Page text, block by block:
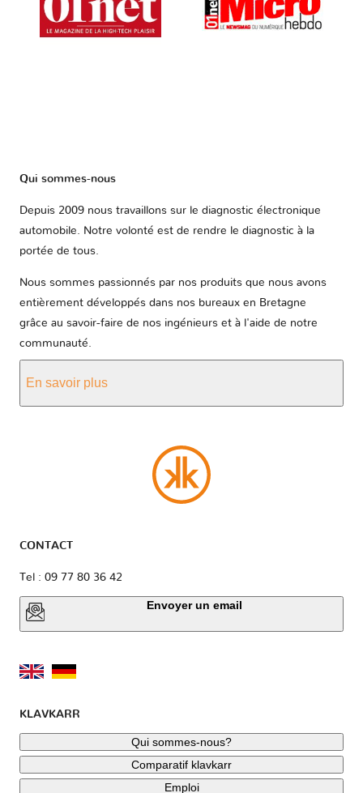
Qui sommes-nous
Depuis 2009 nous travaillons sur le diagnostic électronique
automobile. Notre volonté est de rendre le diagnostic à la
portée de tous.
Nous sommes passionnés par nos produits que nous avons
entièrement développés dans nos bureaux en Bretagne
grâce au savoir-faire de nos ingénieurs et à l'aide de notre
communauté.
En savoir plus
CONTACT
Tel : 09 77 80 36 42
Envoyer un email
KLAVKARR
Qui sommes-nous?
Comparatif klavkarr
Emploi